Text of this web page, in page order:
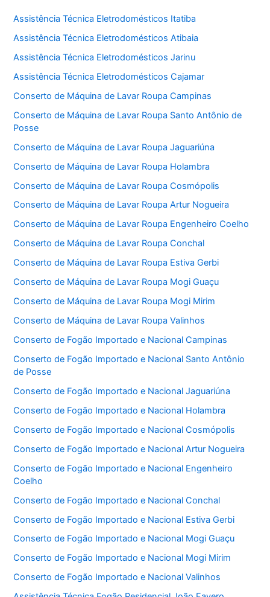
Assistência Técnica Eletrodomésticos Itatiba
Assistência Técnica Eletrodomésticos Atibaia
Assistência Técnica Eletrodomésticos Jarinu
Assistência Técnica Eletrodomésticos Cajamar
Conserto de Máquina de Lavar Roupa Campinas
Conserto de Máquina de Lavar Roupa Santo Antônio de
Posse
Conserto de Máquina de Lavar Roupa Jaguariúna
Conserto de Máquina de Lavar Roupa Holambra
Conserto de Máquina de Lavar Roupa Cosmópolis
Conserto de Máquina de Lavar Roupa Artur Nogueira
Conserto de Máquina de Lavar Roupa Engenheiro Coelho
Conserto de Máquina de Lavar Roupa Conchal
Conserto de Máquina de Lavar Roupa Estiva Gerbi
Conserto de Máquina de Lavar Roupa Mogi Guaçu
Conserto de Máquina de Lavar Roupa Mogi Mirim
Conserto de Máquina de Lavar Roupa Valinhos
Conserto de Fogão Importado e Nacional Campinas
Conserto de Fogão Importado e Nacional Santo Antônio
de Posse
Conserto de Fogão Importado e Nacional Jaguariúna
Conserto de Fogão Importado e Nacional Holambra
Conserto de Fogão Importado e Nacional Cosmópolis
Conserto de Fogão Importado e Nacional Artur Nogueira
Conserto de Fogão Importado e Nacional Engenheiro
Coelho
Conserto de Fogão Importado e Nacional Conchal
Conserto de Fogão Importado e Nacional Estiva Gerbi
Conserto de Fogão Importado e Nacional Mogi Guaçu
Conserto de Fogão Importado e Nacional Mogi Mirim
Conserto de Fogão Importado e Nacional Valinhos